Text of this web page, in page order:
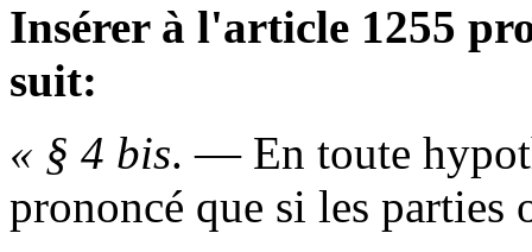
Insérer à l'article 1255
suit:
« § 4 bis. — En toute
prononcé que si les parties